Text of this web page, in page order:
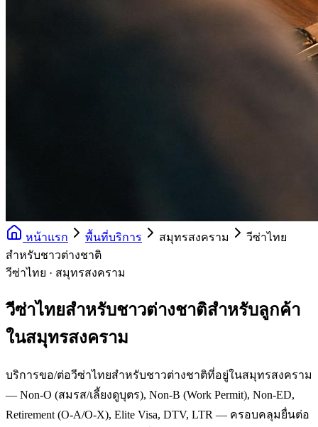
หน้าแรก พื้นที่บริการ สมุทรสงคราม
วีซ่าไทย
สำหรับชาวต่างชาติ
วีซ่าไทย · สมุทรสงคราม
วีซ่าไทยสำหรับชาวต่างชาติสำหรับลูกค้า
ในสมุทรสงคราม
บริการขอ/ต่อวีซ่าไทยสำหรับชาวต่างชาติที่อยู่ในสมุทรสงคราม
— Non-O (สมรส/เลี้ยงดูบุตร), Non-B (Work Permit), Non-ED,
Retirement (O-A/O-X), Elite Visa, DTV, LTR — ครอบคลุมยื่นต่อ